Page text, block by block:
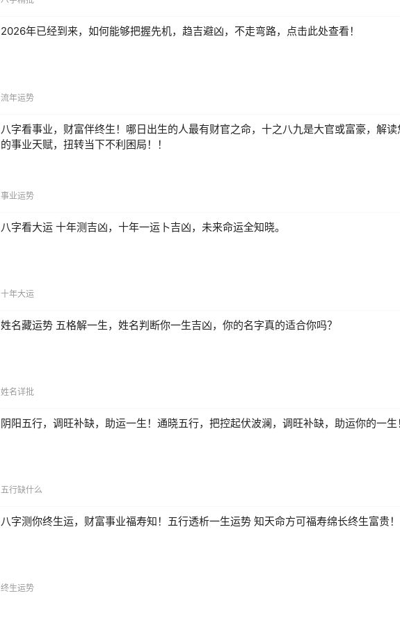
2026年已经到来，如何能够把握先机，趋吉避凶，不走弯路，点击此处查看！
流年运势
八字看事业，财富伴终生！哪日出生的人最有财官之命，十之八九是大官或富豪，解读
的事业天赋，扭转当下不利困局！！
事业运势
八字看大运 十年测吉凶，十年一运卜吉凶，未来命运全知晓。
十年大运
姓名藏运势 五格解一生，姓名判断你一生吉凶，你的名字真的适合你吗？
姓名详批
阴阳五行，调旺补缺，助运一生！通晓五行，把控起伏波澜，调旺补缺，助运你的一生
五行缺什么
八字测你终生运，财富事业福寿知！五行透析一生运势 知天命方可福寿绵长终生富贵！
终生运势